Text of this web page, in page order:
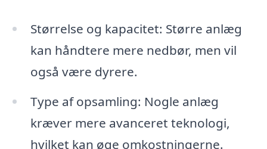
Størrelse og kapacitet: Større anlæg
kan håndtere mere nedbør, men vil
også være dyrere.
Type af opsamling: Nogle anlæg
kræver mere avanceret teknologi,
hvilket kan øge omkostningerne.